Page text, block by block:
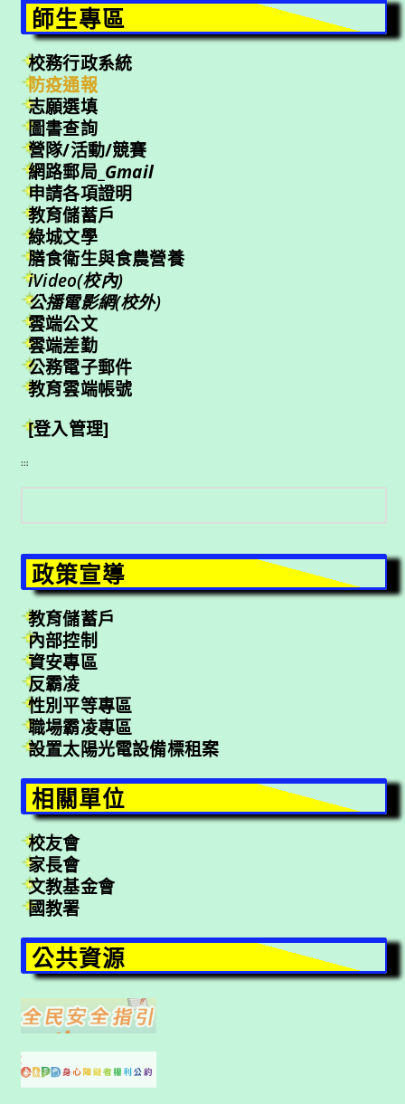
師生專區
校務行政系統
防疫通報
志願選填
圖書查詢
營隊/活動/競賽
網路郵局_ Gmail
申請各項證明
教育儲蓄戶
綠城文學
膳食衛生與食農營養
iVideo(校內)
公播電影網(校外)
雲端公文
雲端差勤
公務電子郵件
教育雲端帳號
[登入管理]
:::
搜
尋
政策宣導
教育儲蓄戶
內部控制
資安專區
反霸凌
性別平等專區
職場霸凌專區
設置太陽光電設備標租案
相關單位
校友會
家長會
文教基金會
國教署
公共資源